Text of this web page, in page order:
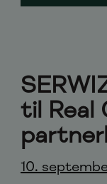
til Real
10.